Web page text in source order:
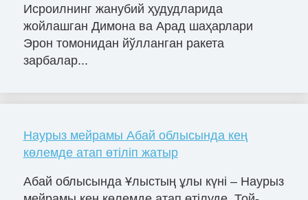
Исроилнинг жанубий ҳудудларида
жойлашган Димона ва Арад шаҳарлари
Эрон томонидан йўлланган ракета
зарбалар...
Наурыз мейрамы Абай облысында кең
көлемде атап өтіліп жатыр
Абай облысында Ұлыстың ұлы күні – Наурыз